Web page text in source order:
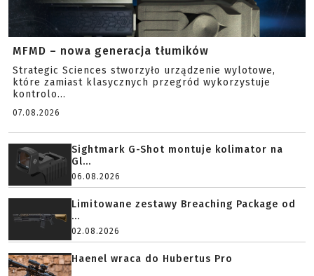
MFMD – nowa generacja tłumików
Strategic Sciences stworzyło urządzenie wylotowe,
które zamiast klasycznych przegród wykorzystuje
kontrolo...
07.08.2026
Sightmark G-Shot montuje kolimator na
Gl...
06.08.2026
Limitowane zestawy Breaching Package od
...
02.08.2026
Haenel wraca do Hubertus Pro